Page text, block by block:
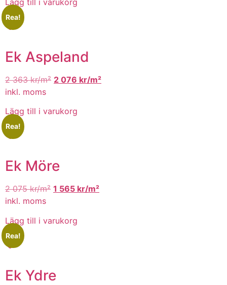
Lägg till i varukorg
Rea!
Ek Aspeland
2 363kr/m² 2 076 kr/m²
inkl. moms
Lägg till i varukorg
Rea!
Ek Möre
2 075kr/m² 1 565 kr/m²
inkl. moms
Lägg till i varukorg
Rea!
Ek Ydre